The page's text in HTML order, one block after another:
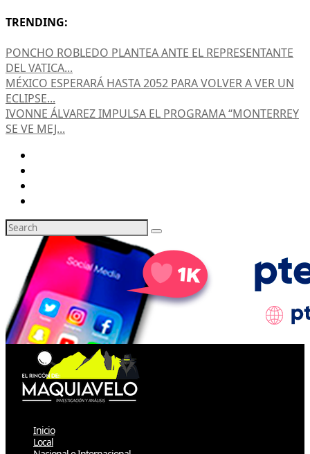
TRENDING:
PONCHO ROBLEDO PLANTEA ANTE EL REPRESENTANTE
DEL VATICA...
MÉXICO ESPERARÁ HASTA 2052 PARA VOLVER A VER UN
ECLIPSE...
IVONNE ÁLVAREZ IMPULSA EL PROGRAMA “MONTERREY
SE VE MEJ...
Inicio
Local